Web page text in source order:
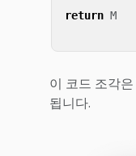
return M
이 코드 조각은
됩니다.